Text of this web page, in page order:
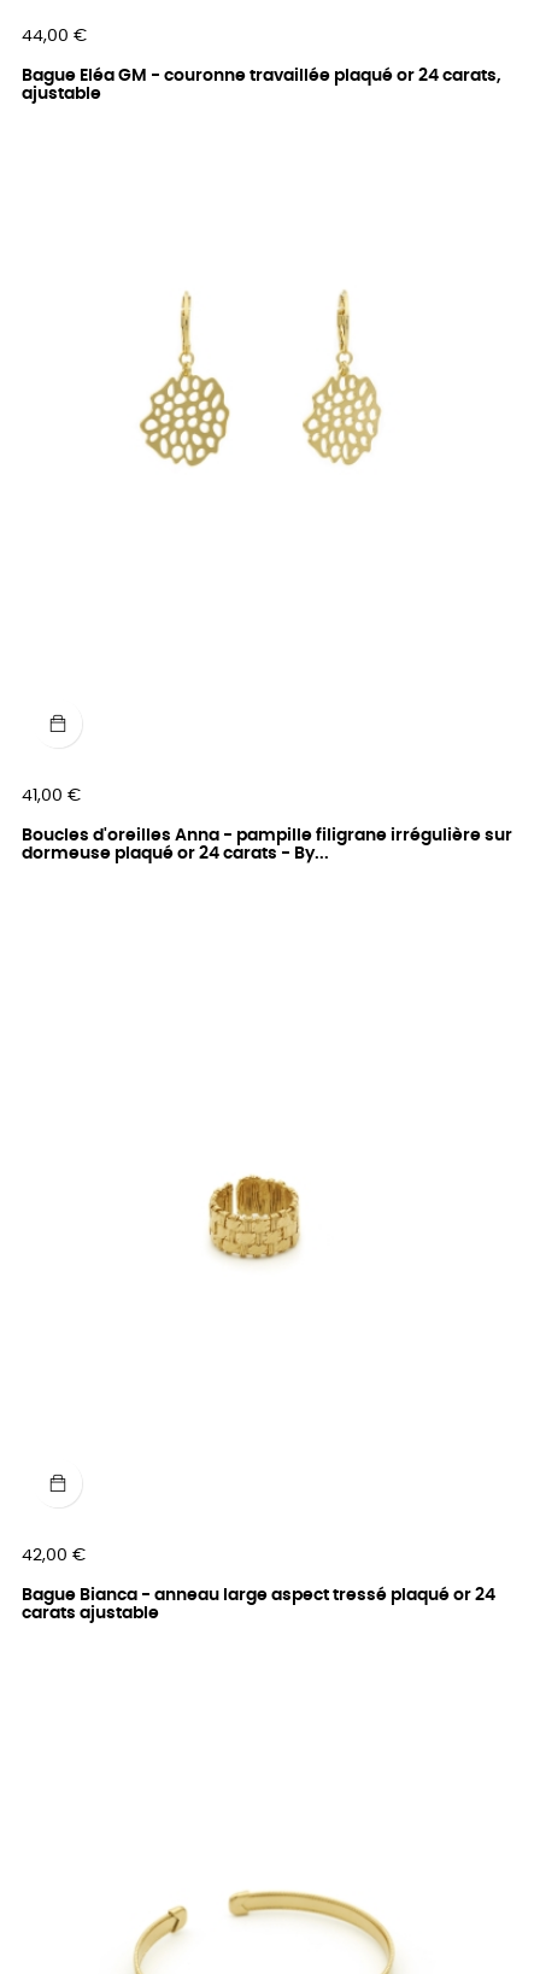
Prix
44,00 €
Bague Eléa GM - couronne travaillée plaqué or 24 carats,
ajustable
Prix
41,00 €
Boucles d'oreilles Anna - pampille filigrane irrégulière sur
dormeuse plaqué or 24 carats - By...
Prix
42,00 €
Bague Bianca - anneau large aspect tressé plaqué or 24
carats ajustable